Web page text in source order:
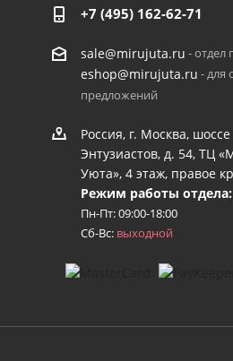
+7 (495) 162-62-71
sale@mirujuta.ru - отдел
eshop@mirujuta.ru - для
предложений
Россия, г. Москва, шоссе
Энтузиастов, д. 54, ТЦ
Уюта», 4 этаж, правое
Режим работы отдела:
Пн-Пт: 09:00-18:00
Сб-Вс: выходной